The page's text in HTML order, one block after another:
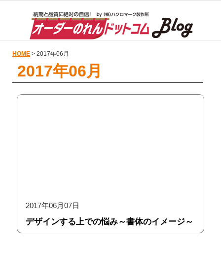
HOME > 2017年06月
2017年06月
2017年06月07日
デザインする上での悩み～書体のイメージ～